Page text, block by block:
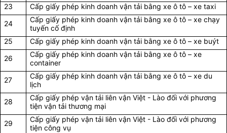
23
Cấp giấy phép kinh doanh vận tải bằng xe ô tô – xe taxi
24
Cấp giấy phép kinh doanh vận tải bằng xe ô tô – xe chạy
tuyến cố định
25
Cấp giấy phép kinh doanh vận tải bằng xe ô tô – xe buýt
26
Cấp giấy phép kinh doanh vận tải bằng xe ô tô – xe
container
27
Cấp giấy phép kinh doanh vận tải bằng xe ô tô – xe du
lịch
28
Cấp giấy phép vận tải liên vận Việt - Lào đối với phương
tiện vận tải thương mại
29
Cấp giấy phép vận tải liên vận Việt - Lào đối với phương
tiện công vụ